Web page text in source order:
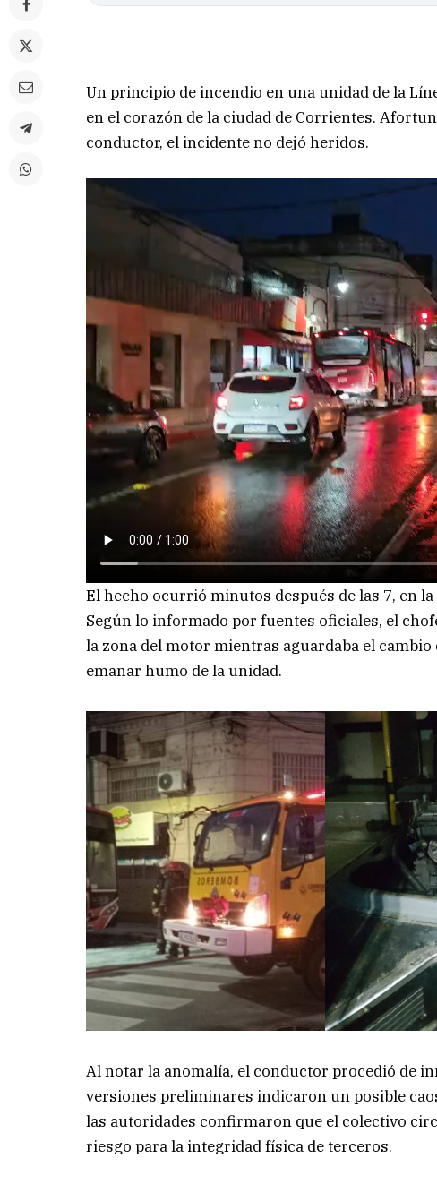
Un principio de incendio en una unidad de la
en el corazón de la ciudad de Corrientes.
conductor, el incidente no dejó heridos.
El hecho ocurrió minutos después de las 7, en
Según lo informado por fuentes oficiales, el
la zona del motor mientras aguardaba el
emanar humo de la unidad.
Al notar la anomalía, el conductor procedió de
versiones preliminares indicaron un posible
las autoridades confirmaron que el colectivo
riesgo para la integridad física de terceros.